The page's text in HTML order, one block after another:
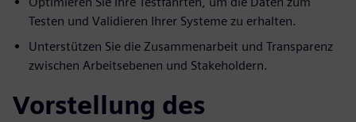
Testen und Validieren Ihrer Systeme zu erhalten.
Unterstützen Sie die Zusammenarbeit und Transparenz
zwischen Arbeitsebenen und Stakeholdern.
Vorstellung des